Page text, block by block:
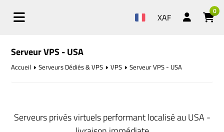
XAF
0
Serveur VPS - USA
Accueil Serveurs Dédiés & VPS VPS Serveur VPS - USA
Serveurs privés virtuels performant localisé au USA -